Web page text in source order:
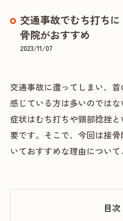
交通事故でむち打ち
骨院がおすすめ
2023/11/07
交通事故に遭ってしまい、
感じている方は多いのでは
症状はむち打ちや頸部捻挫
要です。そこで、今回は接
いておすすめな理由について
目次